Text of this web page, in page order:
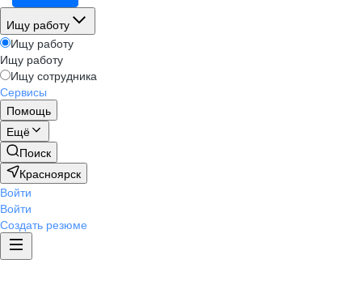
Ищу работу
Ищу работу
Ищу работу
Ищу сотрудника
Сервисы
Помощь
Ещё
Поиск
Красноярск
Войти
Войти
Создать резюме